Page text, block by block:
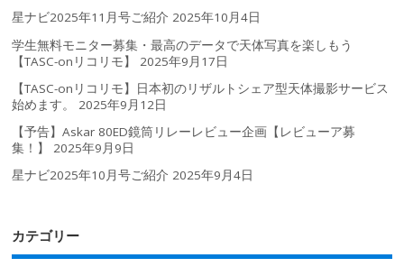
星ナビ2025年11月号ご紹介 2025年10月4日
学生無料モニター募集・最高のデータで天体写真を楽しもう
【TASC-onリコリモ】
2025年9月17日
【TASC-onリコリモ】日本初のリザルトシェア型天体撮影サービス
始めます。
2025年9月12日
【予告】Askar 80ED鏡筒リレーレビュー企画【レビューア募
集！】
2025年9月9日
星ナビ2025年10月号ご紹介 2025年9月4日
カテゴリー